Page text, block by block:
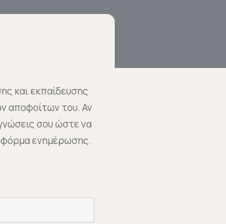
και εκπαίδευσης
αποφοίτων του. Αν
σου ώστε να
φόρμα ενημέρωσης.